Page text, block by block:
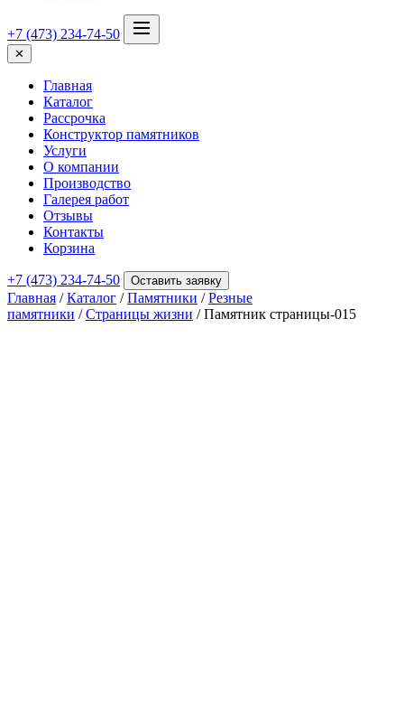
+7 (473) 234-74-50
✕
Главная
Каталог
Рассрочка
Конструктор памятников
Услуги
О компании
Производство
Галерея работ
Отзывы
Контакты
Корзина
+7 (473) 234-74-50 Оставить заявку
Главная /Каталог /Памятники /Резные
памятники /Страницы жизни / Памятник страницы-015